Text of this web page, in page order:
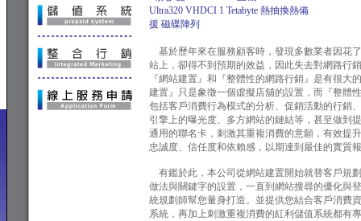
Ultra320 VHDCI 1 Tetabyte 熱抽換熱備
援 磁碟陣列
基於歷年來在服務顧客時，發現多數業者因花
站上，卻得不到預期的效益，因此失去對網路行
『網站建置』和『整體性的網路行銷』是有很大
建置』只是象徵一個虛擬店舖的設置，而『整體
包括客戶消費行為模式的分析、促銷活動的行銷
引擎上的曝光度、多方網站的鏈結等，甚至做到
通用的聯名卡，刺激其重複消費的意願，有效提
忠誠度、信任度和依賴感，以期達到最佳的實質
有鑑於此，本公司從網站建置開始就替客戶規
做法與關鍵字的設置，一直到網站搜尋的優化與
統規劃師幫您量身打造。並提供您結合客戶消費
系統，再加上刺激重複消費的紅利儲值系統都有